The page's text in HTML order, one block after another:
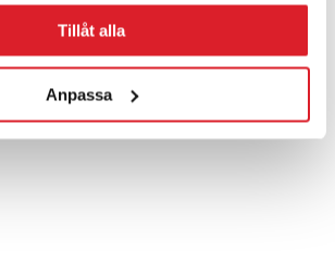
Tillåt alla
Anpassa
termostat 30-90°C och 3-poligt
är av pressgjuten aluminium.
R40 gänga i mässing och själva elementet
stål.